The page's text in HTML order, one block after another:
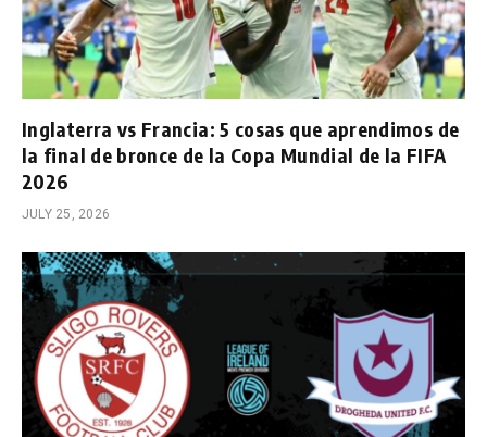
Inglaterra vs Francia: 5 cosas que aprendimos de
la final de bronce de la Copa Mundial de la FIFA
2026
JULY 25, 2026